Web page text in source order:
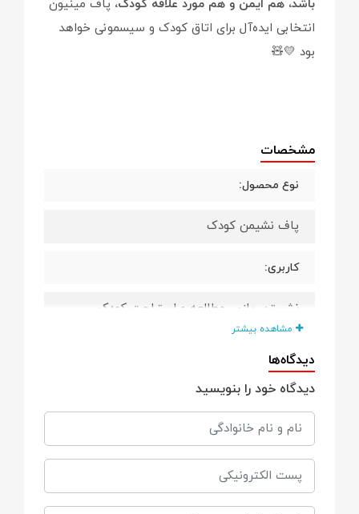
باشد، هم ایمن و هم مورد علاقه کودک، پاف مینیون
انتخابی ایده‌آل برای اتاق کودک و سیسمونی خواهد
بود 💛🧸
مشخصات
نوع محصول:
پاف نشیمن کودک
کاربری:
نشستن، بازی، مطالعه و استراحت کودک
ابعاد کلی:
سانتی‌متر
ارتفاع نشیمن از زمین:
استاندارد مناسب قد کودک
مشاهده بیشتر
دیدگاه‌ها
دیدگاه خود را بنویسید